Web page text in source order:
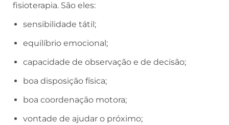
fisioterapia. São eles:
sensibilidade tátil;
equilíbrio emocional;
capacidade de observação e de decisão;
boa disposição física;
boa coordenação motora;
vontade de ajudar o próximo;